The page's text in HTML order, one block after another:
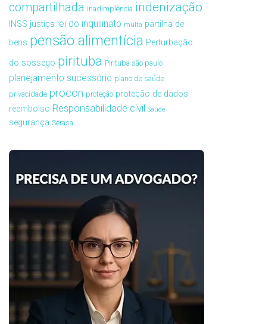
compartilhada inadimplência indenização
INSS justiça lei do inquilinato multa partilha de
bens pensão alimentícia Perturbação
do sossego pirituba Pirituba são paulo
planejamento sucessório plano de saúde
privacidade procon proteção proteção de dados
reembolso Responsabilidade civil Saúde
segurança Serasa